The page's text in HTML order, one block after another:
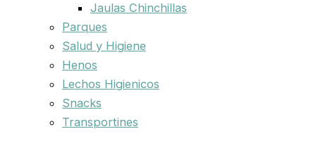
Jaulas Chinchillas
Parques
Salud y Higiene
Henos
Lechos Higienicos
Snacks
Transportines